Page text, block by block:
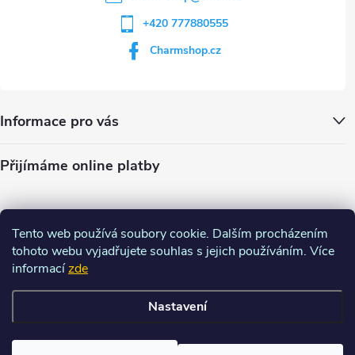
Tento web používá soubory cookie. Dalším procházením
tohoto webu vyjadřujete souhlas s jejich používáním. Více
informacízde
Nastavení
+420 777880555
Charmshop.cz
Informace pro vás
Přijímáme online platby
nastavení cookies